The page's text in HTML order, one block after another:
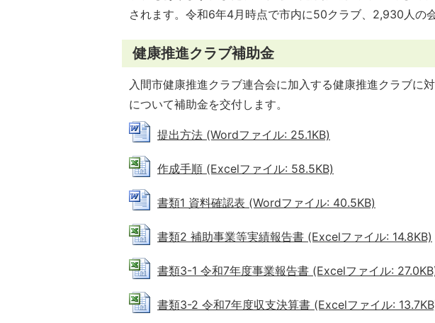
されます。令和6年4月時点で市内に50クラブ、2,930人の
健康推進クラブ補助金
入間市健康推進クラブ連合会に加入する健康推進クラブに
について補助金を交付します。
提出方法 (Wordファイル: 25.1KB)
作成手順 (Excelファイル: 58.5KB)
書類1 資料確認表 (Wordファイル: 40.5KB)
書類2 補助事業等実績報告書 (Excelファイル: 14.8KB)
書類3-1 令和7年度事業報告書 (Excelファイル:
書類3-2 令和7年度収支決算書 (Excelファイル: